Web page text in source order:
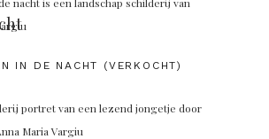
IN DE NACHT (VERKOCHT)